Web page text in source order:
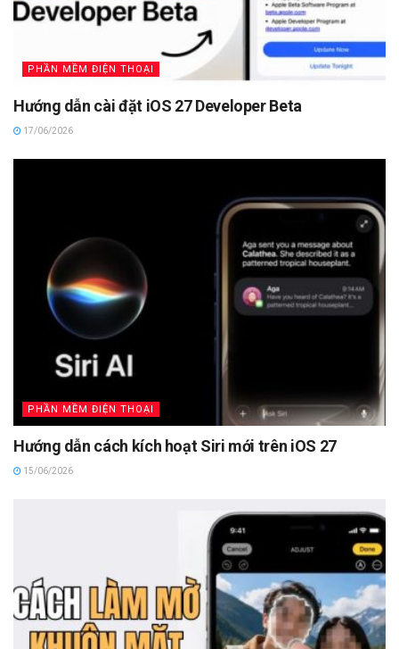
PHẦN MỀM ĐIỆN THOẠI
Hướng dẫn cài đặt iOS 27 Developer Beta
17/06/2026
PHẦN MỀM ĐIỆN THOẠI
Hướng dẫn cách kích hoạt Siri mới trên iOS 27
15/06/2026